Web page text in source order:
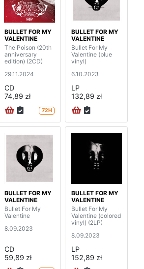
BULLET FOR MY
VALENTINE
The Poison (20th
anniversary
edition) (2CD)
29.11.2024
CD
74,89 zł
72H
BULLET FOR MY
VALENTINE
Bullet For My
Valentine (blue
vinyl)
6.10.2023
LP
132,89 zł
BULLET FOR MY
VALENTINE
Bullet For My
Valentine
8.09.2023
CD
59,89 zł
BULLET FOR MY
VALENTINE
Bullet For My
Valentine (colored
vinyl) (2LP)
8.09.2023
LP
152,89 zł